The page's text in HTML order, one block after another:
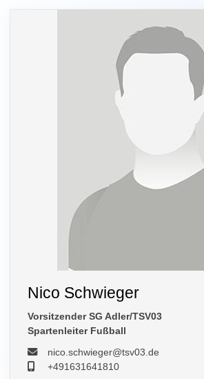
Nico Schwieger
Vorsitzender SG Adler/TSV03
Spartenleiter Fußball
nico.schwieger@tsv03.de
+491631641810